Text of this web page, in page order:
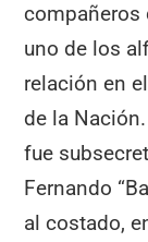
compañeros
uno de los
relación en
de la
fue
Fernando
al costado,